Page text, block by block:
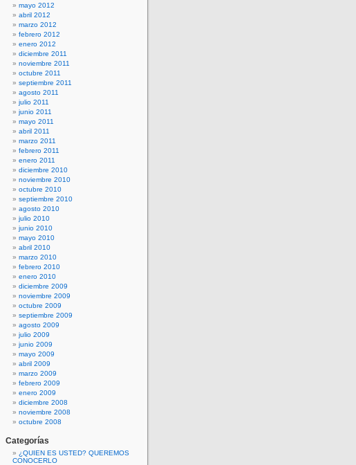
mayo 2012
abril 2012
marzo 2012
febrero 2012
enero 2012
diciembre 2011
noviembre 2011
octubre 2011
septiembre 2011
agosto 2011
julio 2011
junio 2011
mayo 2011
abril 2011
marzo 2011
febrero 2011
enero 2011
diciembre 2010
noviembre 2010
octubre 2010
septiembre 2010
agosto 2010
julio 2010
junio 2010
mayo 2010
abril 2010
marzo 2010
febrero 2010
enero 2010
diciembre 2009
noviembre 2009
octubre 2009
septiembre 2009
agosto 2009
julio 2009
junio 2009
mayo 2009
abril 2009
marzo 2009
febrero 2009
enero 2009
diciembre 2008
noviembre 2008
octubre 2008
Categorías
¿QUIEN ES USTED? QUEREMOS
CONOCERLO